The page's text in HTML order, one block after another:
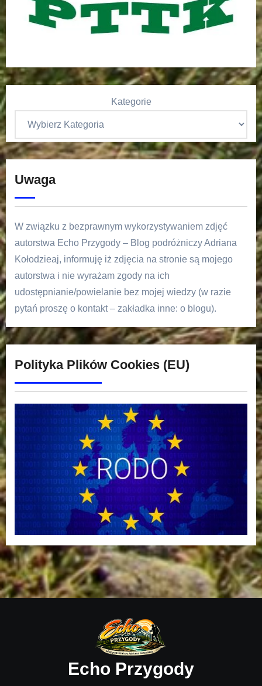
Kategorie
Uwaga
W związku z bezprawnym wykorzystywaniem zdjęć
autorstwa Echo Przygody – Blog podróżniczy Adriana
Kołodzieaj, informuję iż zdjęcia na stronie są mojego
autorstwa i nie wyrażam zgody na ich
udostępnianie/powielanie bez mojej wiedzy (w razie
pytań proszę o kontakt – zakładka inne: o blogu).
Polityka Plików Cookies (EU)
Echo Przygody